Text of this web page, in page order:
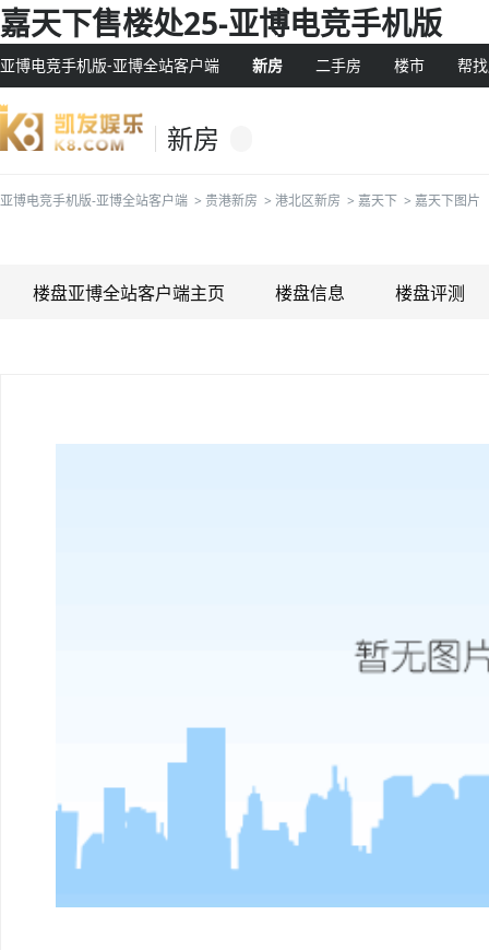
嘉天下售楼处25-亚博电竞手机版
亚博电竞手机版-亚博全站客户端 新房 二手房 楼市 帮
新房
亚博电竞手机版-亚博全站客户端 > 贵港新房 > 港北区新房 > 嘉天下 > 嘉天下图片
楼盘亚博全站客户端主页 楼盘信息 楼盘评测